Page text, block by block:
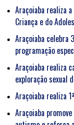
Araçoiaba realiza
Criança e do
Araçoiaba celebra
programação
Araçoiaba realiza
exploração sexual
Araçoiaba realiza
Araçoiaba